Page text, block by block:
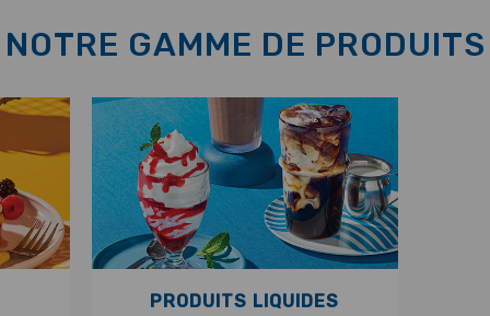
NOTRE GAMME DE PRODUITS
PRODUITS LIQUIDES